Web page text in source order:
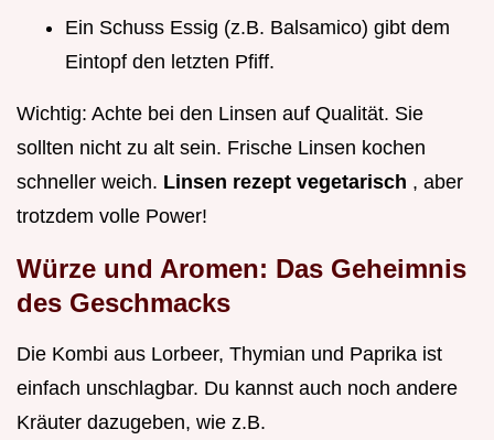
Ein Schuss Essig (z.B. Balsamico) gibt dem
Eintopf den letzten Pfiff.
Wichtig: Achte bei den Linsen auf Qualität. Sie
sollten nicht zu alt sein. Frische Linsen kochen
schneller weich. Linsen rezept vegetarisch , aber
trotzdem volle Power!
Würze und Aromen: Das Geheimnis
des Geschmacks
Die Kombi aus Lorbeer, Thymian und Paprika ist
einfach unschlagbar. Du kannst auch noch andere
Kräuter dazugeben, wie z.B.